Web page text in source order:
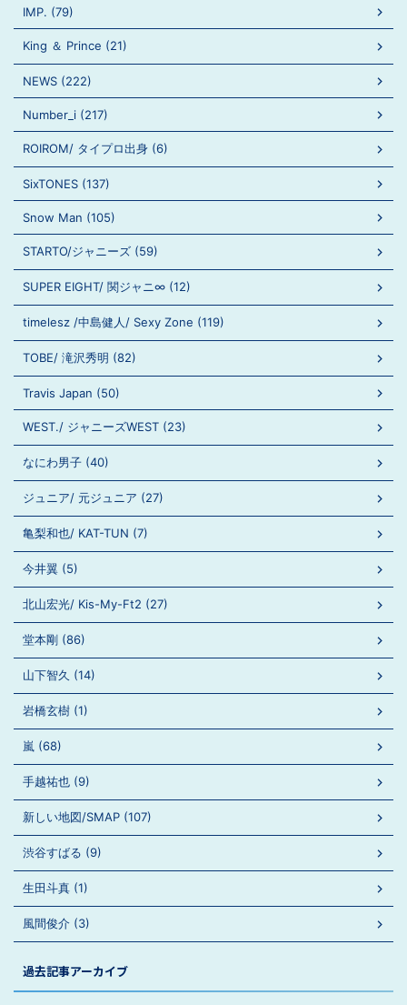
IMP. (79)
King ＆ Prince (21)
NEWS (222)
Number_i (217)
ROIROM/ タイプロ出身 (6)
SixTONES (137)
Snow Man (105)
STARTO/ジャニーズ (59)
SUPER EIGHT/ 関ジャニ∞ (12)
timelesz /中島健人/ Sexy Zone (119)
TOBE/ 滝沢秀明 (82)
Travis Japan (50)
WEST./ ジャニーズWEST (23)
なにわ男子 (40)
ジュニア/ 元ジュニア (27)
亀梨和也/ KAT-TUN (7)
今井翼 (5)
北山宏光/ Kis-My-Ft2 (27)
堂本剛 (86)
山下智久 (14)
岩橋玄樹 (1)
嵐 (68)
手越祐也 (9)
新しい地図/SMAP (107)
渋谷すばる (9)
生田斗真 (1)
風間俊介 (3)
過去記事アーカイブ